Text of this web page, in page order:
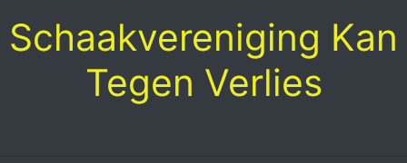
to
content
Schaakvereniging Kan
Tegen Verlies